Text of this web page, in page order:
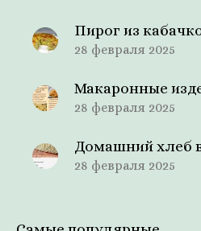
Пирог из
28 февраля 2025
Макаронные
28 февраля 2025
Домашний хлеб
28 февраля 2025